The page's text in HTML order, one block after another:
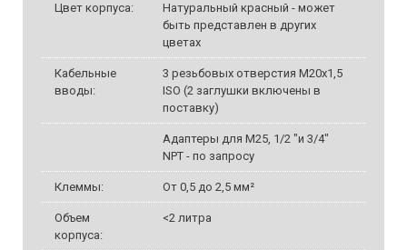
Цвет корпуса:
Натуральный красный - может
быть представлен в других
цветах
Кабельные
вводы:
3 резьбовых отверстия M20х1,5
ISO (2 заглушки включены в
поставку)
Адаптеры для M25, 1/2 "и 3/4"
NPT - по запросу
Клеммы: От 0,5 до 2,5 мм²
Объем
корпуса:
<2 литра